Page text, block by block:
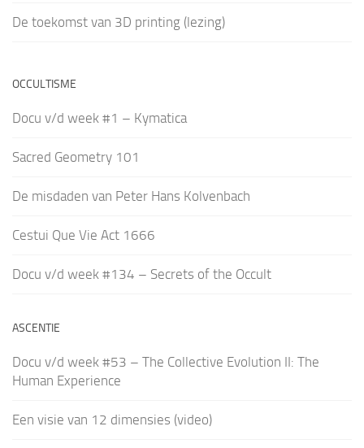
De toekomst van 3D printing (lezing)
OCCULTISME
Docu v/d week #1 – Kymatica
Sacred Geometry 101
De misdaden van Peter Hans Kolvenbach
Cestui Que Vie Act 1666
Docu v/d week #134 – Secrets of the Occult
ASCENTIE
Docu v/d week #53 – The Collective Evolution II: The
Human Experience
Een visie van 12 dimensies (video)